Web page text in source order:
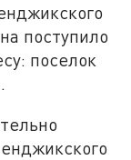
поступило
поселок